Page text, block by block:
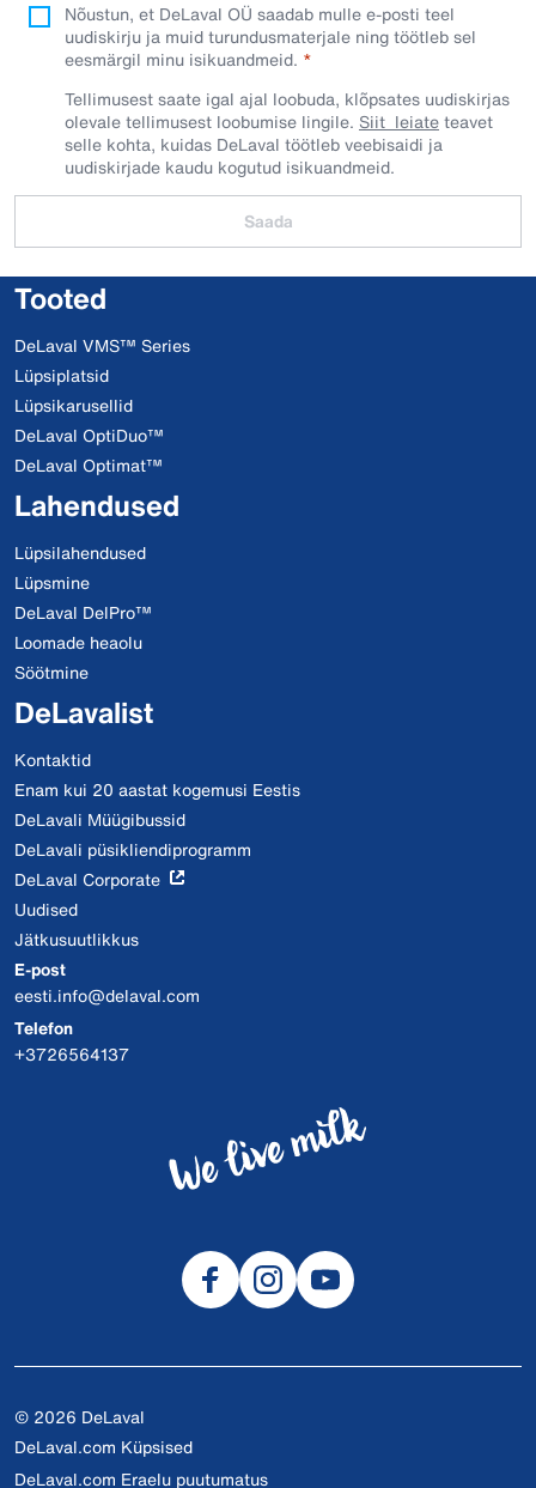
Nõustun, et DeLaval OÜ saadab mulle e-posti teel
uudiskirju ja muid turundusmaterjale ning töötleb sel
eesmärgil minu isikuandmeid.​
Tellimusest saate igal ajal loobuda, klõpsates uudiskirjas
olevale tellimusest loobumise lingile. Siit leiateteavet
selle kohta, kuidas DeLaval töötleb veebisaidi ja
uudiskirjade kaudu kogutud isikuandmeid.
Saada
Tooted
DeLaval VMS™ Series
Lüpsiplatsid
Lüpsikarusellid
DeLaval OptiDuo™
DeLaval Optimat™
Lahendused
Lüpsilahendused
Lüpsmine
DeLaval DelPro™
Loomade heaolu
Söötmine
DeLavalist
Kontaktid
Enam kui 20 aastat kogemusi Eestis
DeLavali Müügibussid
DeLavali püsikliendiprogramm
DeLaval Corporate
Uudised
Jätkusuutlikkus
E-post
eesti.info@delaval.com
Telefon
+3726564137
© 2026 DeLaval
DeLaval.com Küpsised
DeLaval.com Eraelu puutumatus